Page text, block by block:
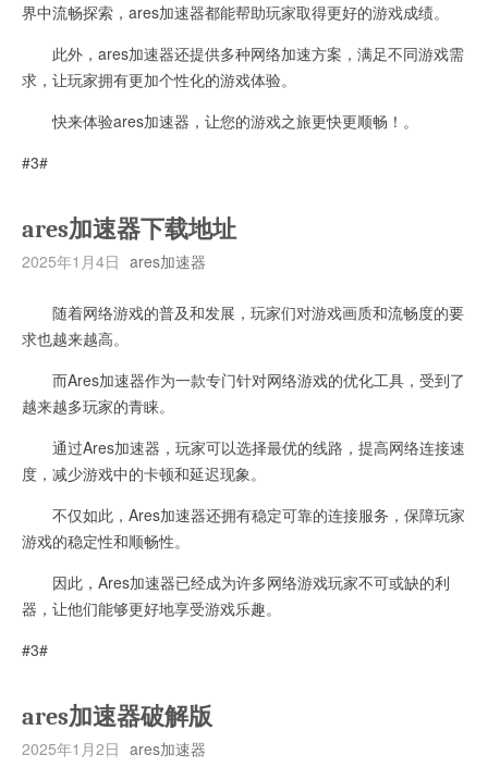
界中流畅探索，ares加速器都能帮助玩家取得更好的游戏成绩。
此外，ares加速器还提供多种网络加速方案，满足不同游戏需
求，让玩家拥有更加个性化的游戏体验。
快来体验ares加速器，让您的游戏之旅更快更顺畅！。
#3#
ares加速器下载地址
2025年1月4日 ares加速器
随着网络游戏的普及和发展，玩家们对游戏画质和流畅度的要
求也越来越高。
而Ares加速器作为一款专门针对网络游戏的优化工具，受到了
越来越多玩家的青睐。
通过Ares加速器，玩家可以选择最优的线路，提高网络连接速
度，减少游戏中的卡顿和延迟现象。
不仅如此，Ares加速器还拥有稳定可靠的连接服务，保障玩家
游戏的稳定性和顺畅性。
因此，Ares加速器已经成为许多网络游戏玩家不可或缺的利
器，让他们能够更好地享受游戏乐趣。
#3#
ares加速器破解版
2025年1月2日 ares加速器